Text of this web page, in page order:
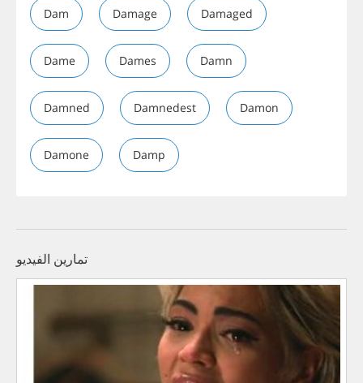
Dam Damage Damaged
Dame Dames Damn
Damned Damnedest Damon
Damone Damp
تمارين الفيديو